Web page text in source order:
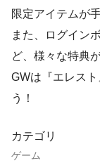
限定アイテムが
また、ログイン
ど、様々な特典
GWは『エレス
う！
カテゴリ
ゲーム